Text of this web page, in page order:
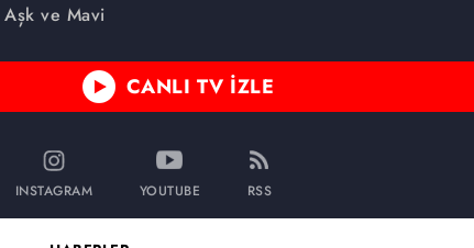
Aşk ve Mavi
CANLI TV İZLE
INSTAGRAM YOUTUBE RSS